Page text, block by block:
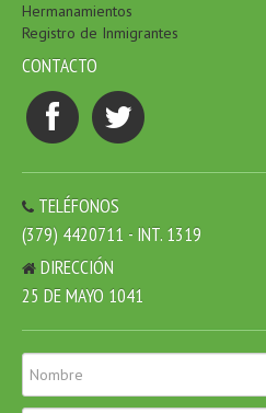
Hermanamientos
Registro de Inmigrantes
CONTACTO
TELÉFONOS
(379) 4420711 - INT. 1319
DIRECCIÓN
25 DE MAYO 1041